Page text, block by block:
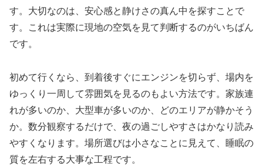
す。大切なのは、安心感と静けさの真ん中を探すことで
す。これは実際に現地の空気を見て判断するのがいちばん
です。
初めて行くなら、到着後すぐにエンジンを切らず、場内を
ゆっくり一周して雰囲気を見るのもよい方法です。家族連
れが多いのか、大型車が多いのか、どのエリアが静かそう
か。数分観察するだけで、夜の過ごしやすさはかなり読み
やすくなります。場所選びは小さなことに見えて、睡眠の
質を左右する大事な工程です。